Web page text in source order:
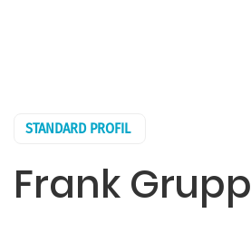
STANDARD PROFIL
Frank Grupp